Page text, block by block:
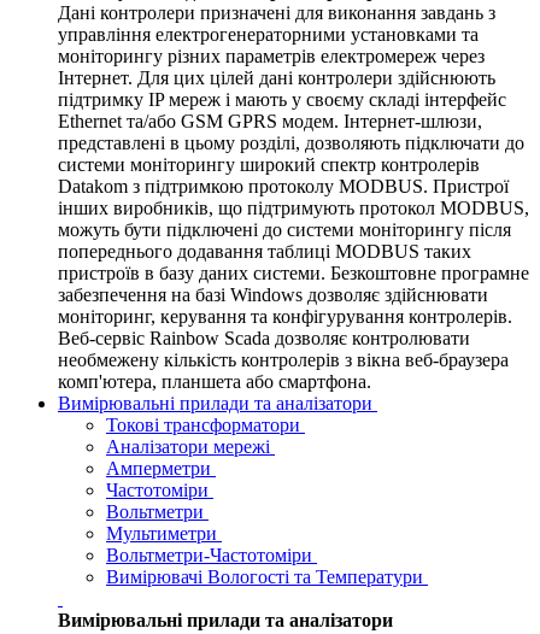
Дані контролери призначені для виконання завдань з
управління електрогенераторними установками та
моніторингу різних параметрів електромереж через
Інтернет. Для цих цілей дані контролери здійснюють
підтримку IP мереж і мають у своєму складі інтерфейс
Ethernet та/або GSM GPRS модем. Інтернет-шлюзи,
представлені в цьому розділі, дозволяють підключати до
системи моніторингу широкий спектр контролерів
Datakom з підтримкою протоколу MODBUS. Пристрої
інших виробників, що підтримують протокол MODBUS,
можуть бути підключені до системи моніторингу після
попереднього додавання таблиці MODBUS таких
пристроїв в базу даних системи. Безкоштовне програмне
забезпечення на базі Windows дозволяє здійснювати
моніторинг, керування та конфігурування контролерів.
Веб-сервіс Rainbow Scada дозволяє контролювати
необмежену кількість контролерів з вікна веб-браузера
комп'ютера, планшета або смартфона.
Вимірювальні прилади та аналізатори
Токові трансформатори
Аналізатори мережі
Амперметри
Частотоміри
Вольтметри
Мультиметри
Вольтметри-Частотоміри
Вимірювачі Вологості та Температури
Вимірювальні прилади та аналізатори